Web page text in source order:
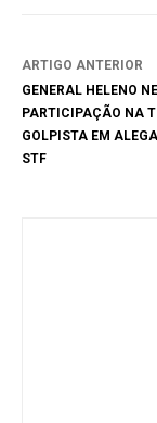
ARTIGO ANTERIOR
GENERAL HELENO
PARTICIPAÇÃO NA
GOLPISTA EM
STF